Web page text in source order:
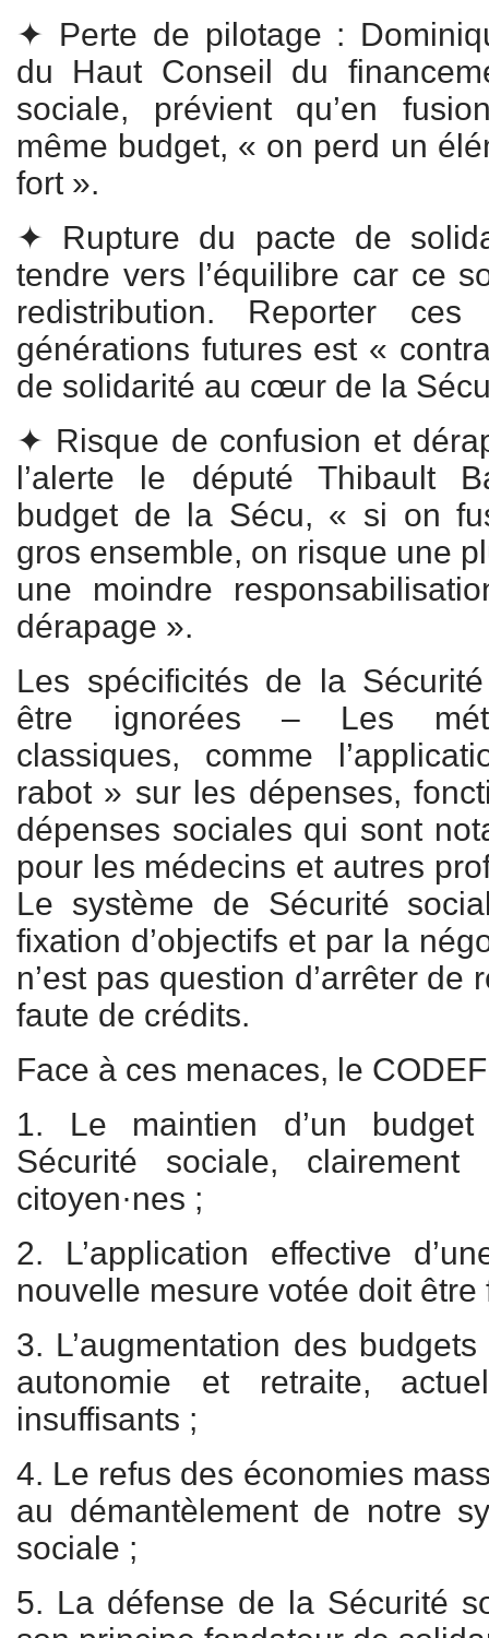
✦ Perte de pilotage :
du Haut Conseil du
sociale, prévient qu’en
même budget, « on perd un
fort ».
✦ Rupture du pacte de
tendre vers l’équilibre car ce
redistribution. Reporter
générations futures est «
de solidarité au cœur de la
✦ Risque de confusion et
l’alerte le député Thibault
budget de la Sécu, « si on
gros ensemble, on risque une
une moindre
dérapage ».
Les spécificités de la
être ignorées – Les
classiques, comme
rabot » sur les dépenses,
dépenses sociales qui sont
pour les médecins et autres
Le système de Sécurité
fixation d’objectifs et par la
n’est pas question d’arrêter de
faute de crédits.
Face à ces menaces, le
1. Le maintien d’un
Sécurité sociale,
citoyen·nes ;
2. L’application effective
nouvelle mesure votée doit être
3. L’augmentation des
autonomie et retraite,
insuffisants ;
4. Le refus des économies
au démantèlement de notre
sociale ;
5. La défense de la Sécurité